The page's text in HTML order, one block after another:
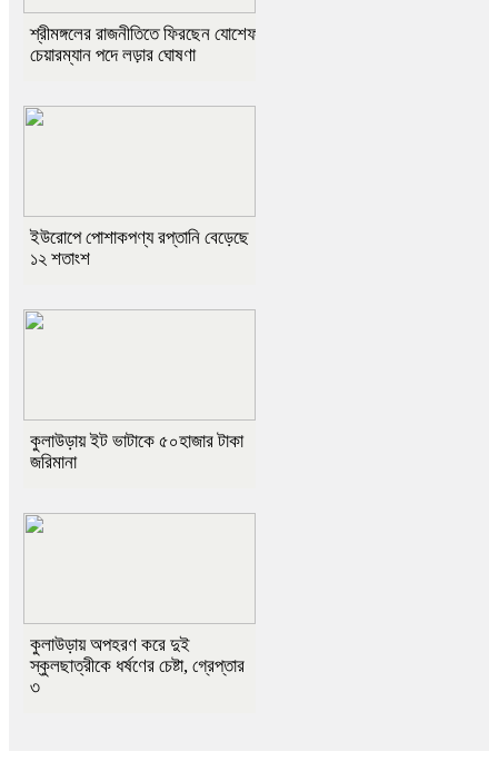
শ্রীমঙ্গলের রাজনীতিতে ফিরছেন যোশেফ দাশ গুপ্ত যশো:
চেয়ারম্যান পদে লড়ার ঘোষণা
ইউরোপে পোশাকপণ্য রপ্তানি বেড়েছে
১২ শতাংশ
কুলাউড়ায় ইট ভাটাকে ৫০হাজার টাকা
জরিমানা
কুলাউড়ায় অপহরণ করে দুই
স্কুলছাত্রীকে ধর্ষণের চেষ্টা, গ্রেপ্তার
৩